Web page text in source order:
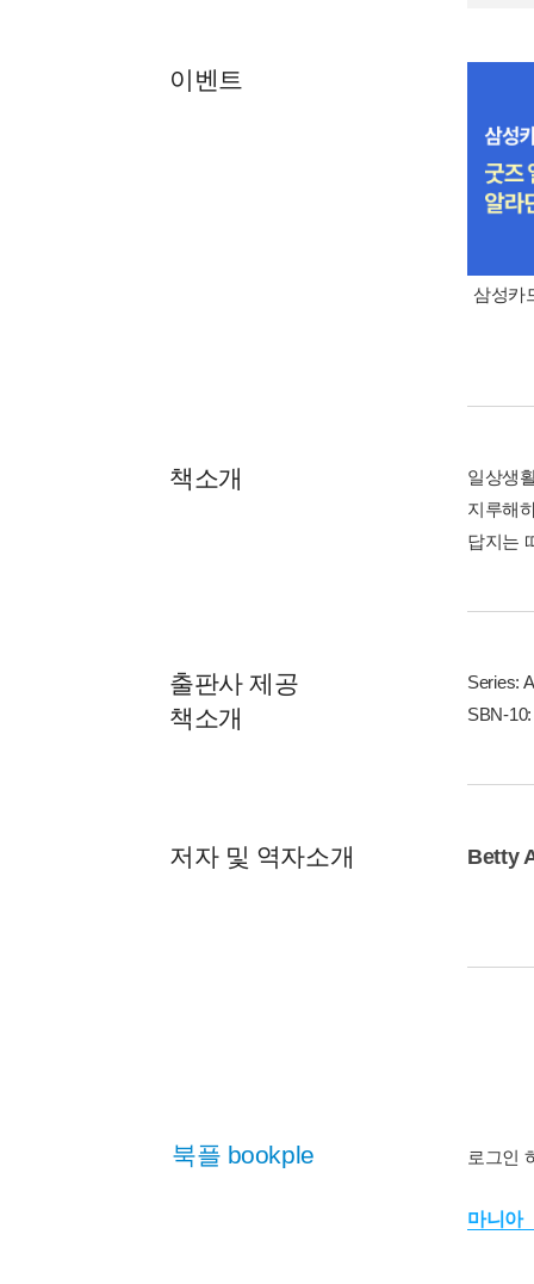
이벤트
삼성카
책소개
일상생
지루해
답지는
출판사 제공
책소개
Series:
SBN-
저자 및 역자소개 Betty
북플 bookple 로그인
마니아